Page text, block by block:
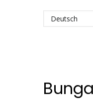
Select
your